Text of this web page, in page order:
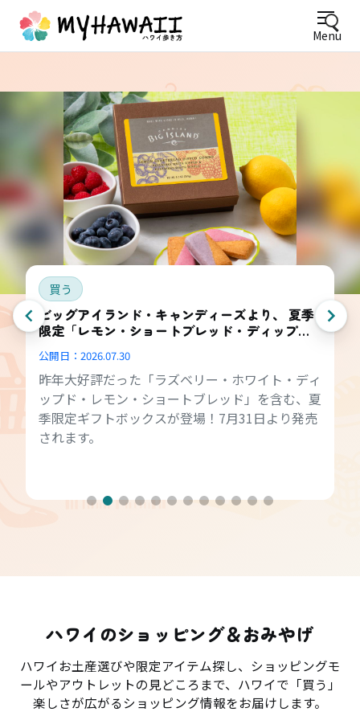
Menu
買う
ビッグアイランド・キャンディーズより、 夏季
限定「レモン・ショートブレッド・ディップ
公開日： 2026.07.30
昨年大好評だった「ラズベリー・ホワイト・ディ
ップド・レモン・ショートブレッド」を含む、夏
季限定ギフトボックスが登場！7月31日より発売
されます。
ハワイのショッピング＆おみやげ
ハワイお土産選びや限定アイテム探し、ショッピングモ
ールやアウトレットの見どころまで、ハワイで「買う」
楽しさが広がるショッピング情報をお届けします。